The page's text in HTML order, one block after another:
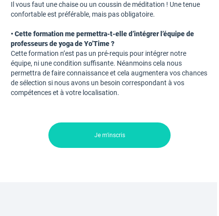
Il vous faut une chaise ou un coussin de méditation ! Une tenue
confortable est préférable, mais pas obligatoire.
• Cette formation me permettra-t-elle d’intégrer l’équipe de
professeurs de yoga de Yo’Time ?
Cette formation n’est pas un pré-requis pour intégrer notre
équipe, ni une condition suffisante. Néanmoins cela nous
permettra de faire connaissance et cela augmentera vos chances
de sélection si nous avons un besoin correspondant à vos
compétences et à votre localisation.
Je m'inscris